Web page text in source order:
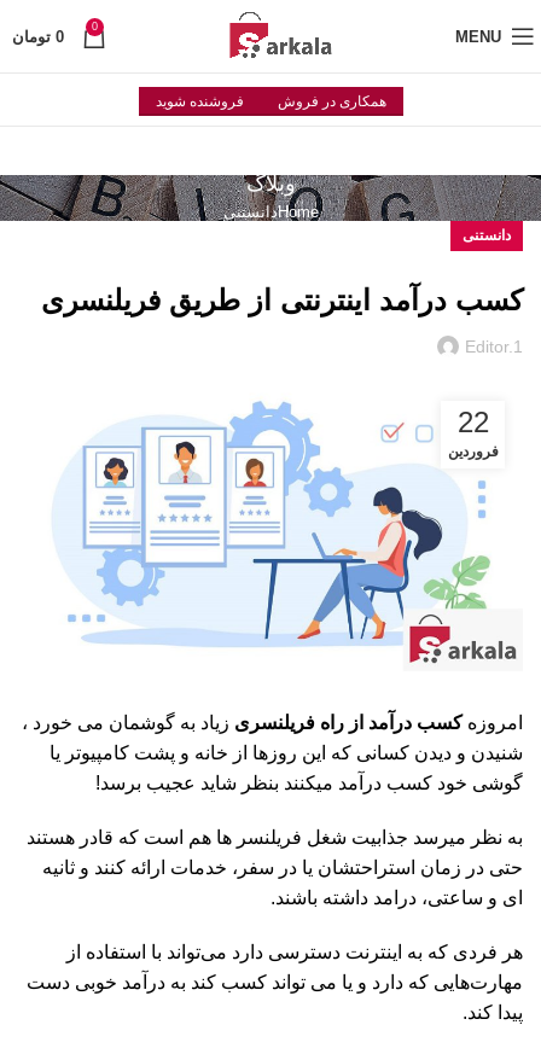
MENU
0
0 تومان
همکاری در فروش فروشنده شوید
وبلاگ
Homeدانستنی
دانستنی
کسب درآمد اینترنتی از طریق فریلنسری
Editor.1
22
فروردین
امروزهکسب درآمد از راه فریلنسری زیاد به گوشمان می خورد ،
شنیدن و دیدن کسانی که این روزها از خانه و پشت کامپیوتر یا
گوشی خود کسب­ درآمد می­کنند بنظر شاید عجیب برسد!
به نظر میرسد جذابیت شغل فریلنسر ها هم است که قادر هستند
حتی در زمان استراحتشان یا در سفر، خدمات ارائه کنند و ثانیه
ای و ساعتی، درامد داشته باشند.
هر فردی که به اینترنت دسترسی دارد می‌تواند با استفاده از
مهارت‌هایی که دارد و یا می تواند کسب کند به درآمد خوبی دست
پیدا کند.